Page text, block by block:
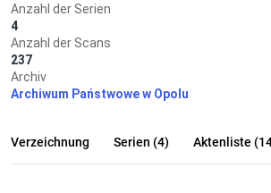
Anzahl der Serien
4
Anzahl der Scans
237
Archiv
Archiwum Państwowe w Opolu
Verzeichnung Serien (4) Aktenliste